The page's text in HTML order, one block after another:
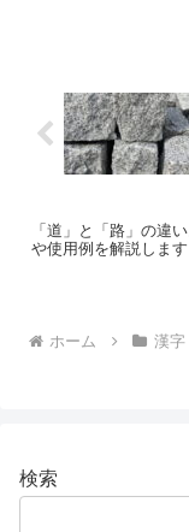
「道」と「路」の違
や使用例を解説します
ホーム 漢字
検索